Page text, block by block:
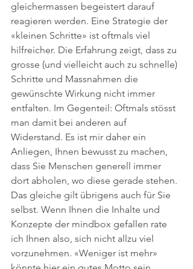
gleichermassen begeistert darauf
reagieren werden. Eine Strategie der
«kleinen Schritte» ist oftmals viel
hilfreicher. Die Erfahrung zeigt, dass zu
grosse (und vielleicht auch zu schnelle)
Schritte und Massnahmen die
gewünschte Wirkung nicht immer
entfalten. Im Gegenteil: Oftmals stösst
man damit bei anderen auf
Widerstand. Es ist mir daher ein
Anliegen, Ihnen bewusst zu machen,
dass Sie Menschen generell immer
dort abholen, wo diese gerade stehen.
Das gleiche gilt übrigens auch für Sie
selbst. Wenn Ihnen die Inhalte und
Konzepte der mindbox gefallen rate
ich Ihnen also, sich nicht allzu viel
vorzunehmen. «Weniger ist mehr»